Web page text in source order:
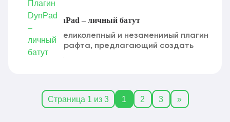
Плагин DynPad – личный батут
DynPad - великолепный и незаменимый плагин
для Майнкрафта, предлагающий создать
батуты с...
Страница 1 из 3 1 2 3 »